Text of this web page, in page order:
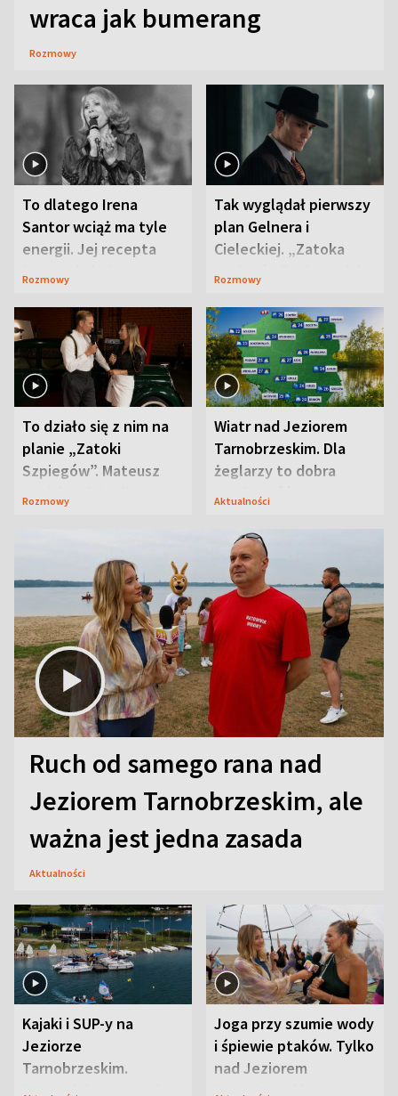
wraca jak bumerang
Rozmowy
To dlatego Irena
Santor wciąż ma tyle
energii. Jej recepta
jest zaskakująco
Rozmowy
Tak wyglądał pierwszy
plan Gelnera i
Cieleckiej. „Zatoka
szpiegów” od razu ich
Rozmowy
To działo się z nim na
planie „Zatoki
Szpiegów”. Mateusz
Janicki odsłonił
Rozmowy
Wiatr nad Jeziorem
Tarnobrzeskim. Dla
żeglarzy to dobra
wiadomość
Aktualności
Ruch od samego rana nad
Jeziorem Tarnobrzeskim, ale
ważna jest jedna zasada
Aktualności
Kajaki i SUP-y na
Jeziorze
Tarnobrzeskim.
Przyrodnicy zwracają
Joga przy szumie wody
i śpiewie ptaków. Tylko
nad Jeziorem
Tarnobrzeskim